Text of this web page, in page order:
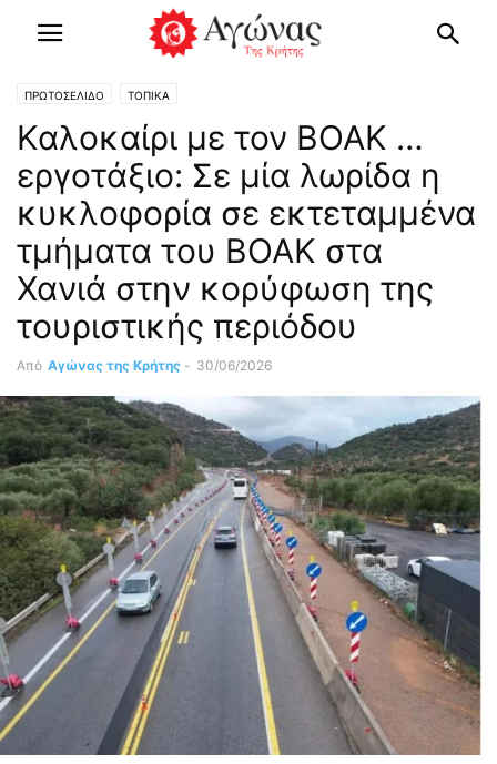
ΠΡΩΤΟΣΕΛΙΔΟ ΤΟΠΙΚΑ
Καλοκαίρι με τον ΒΟΑΚ …
εργοτάξιο: Σε μία λωρίδα η
κυκλοφορία σε εκτεταμμένα
τμήματα του ΒΟΑΚ στα
Χανιά στην κορύφωση της
τουριστικής περιόδου
Από Αγώνας της Κρήτης - 30/06/2026